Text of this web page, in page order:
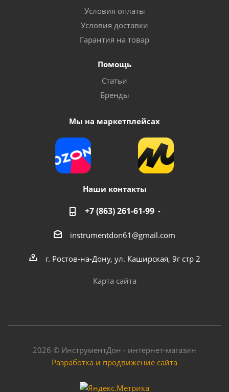
Условия оплаты
Условия доставки
Гарантия на товар
Помощь
Статьи
Бренды
Мы на маркетплейсах
Наши контакты
+7 (863) 261-61-99
instrumentdon61@gmail.com
г. Ростов-на-Дону, ул. Каширская, 9г стр 2
Карта сайта
2026 © ИнструментДон - интернет-магазин
Разработка и продвижение сайта